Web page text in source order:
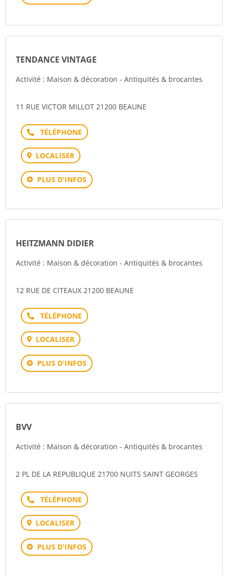
TENDANCE VINTAGE
Activité : Maison & décoration - Antiquités & brocantes
11 RUE VICTOR MILLOT 21200 BEAUNE
Téléphone
LOCALISER
PLUS D'INFOS
HEITZMANN DIDIER
Activité : Maison & décoration - Antiquités & brocantes
12 RUE DE CITEAUX 21200 BEAUNE
Téléphone
LOCALISER
PLUS D'INFOS
BVV
Activité : Maison & décoration - Antiquités & brocantes
2 PL DE LA REPUBLIQUE 21700 NUITS SAINT GEORGES
Téléphone
LOCALISER
PLUS D'INFOS